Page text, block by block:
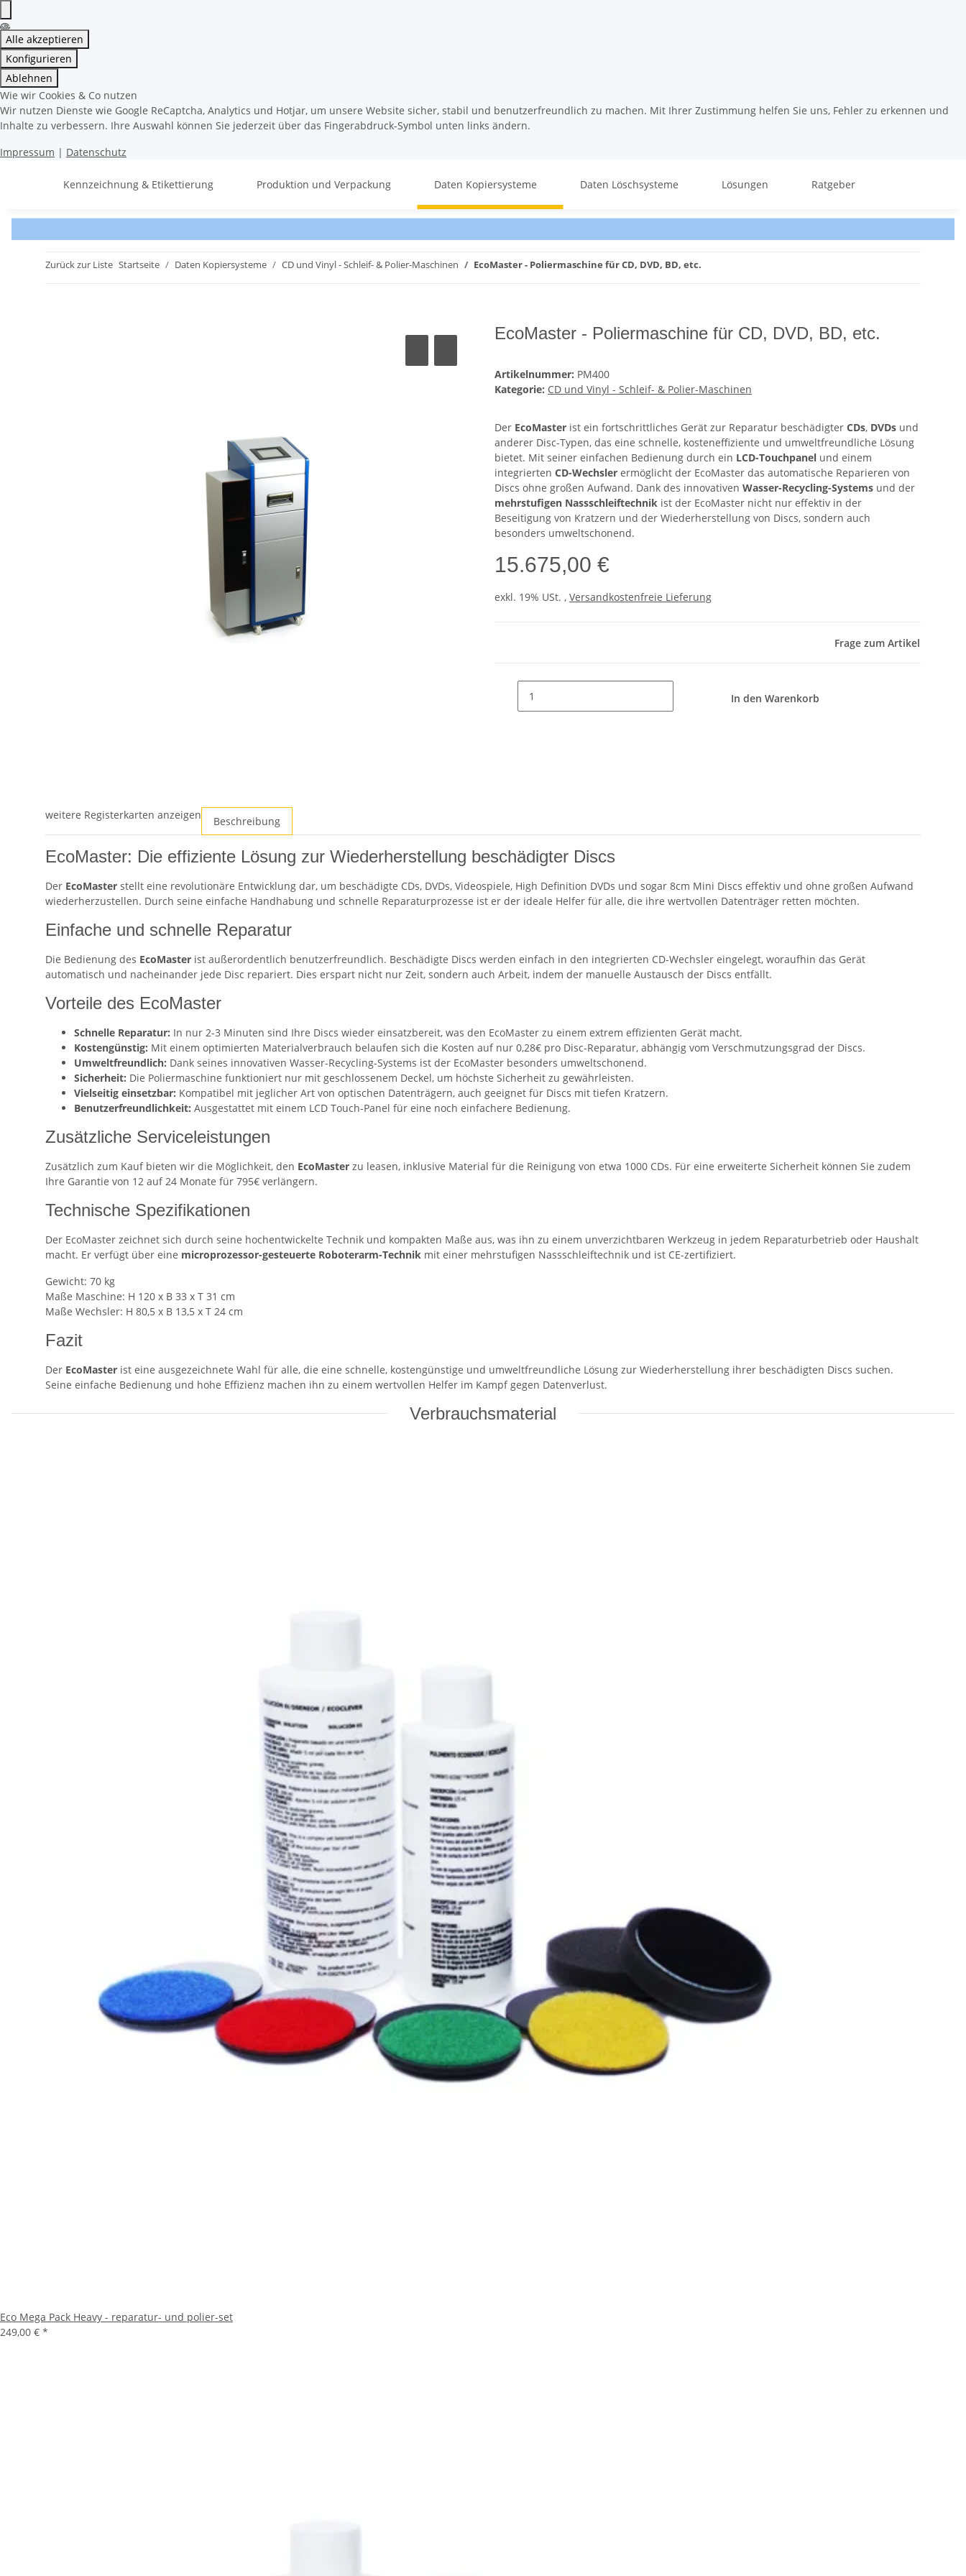
Alle akzeptieren
Konfigurieren
Ablehnen
Wie wir Cookies & Co nutzen
Wir nutzen Dienste wie Google ReCaptcha, Analytics und Hotjar, um unsere Website sicher, stabil und benutzerfreundlich zu machen. Mit Ihrer Zustimmung helfen Sie uns, Fehler zu erkennen und
Inhalte zu verbessern. Ihre Auswahl können Sie jederzeit über das Fingerabdruck-Symbol unten links ändern.
Impressum | Datenschutz
Kennzeichnung & Etikettierung Produktion und Verpackung Daten Kopiersysteme Daten Löschsysteme Lösungen Ratgeber
Zurück zur Liste Startseite Daten Kopiersysteme CD und Vinyl - Schleif- & Polier-Maschinen EcoMaster - Poliermaschine für CD, DVD, BD, etc.
EcoMaster - Poliermaschine für CD, DVD, BD, etc.
Artikelnummer: PM400
Kategorie: CD und Vinyl - Schleif- & Polier-Maschinen
Der EcoMaster ist ein fortschrittliches Gerät zur Reparatur beschädigter CDs, DVDs und
anderer Disc-Typen, das eine schnelle, kosteneffiziente und umweltfreundliche Lösung
bietet. Mit seiner einfachen Bedienung durch ein LCD-Touchpanel und einem
integrierten CD-Wechsler ermöglicht der EcoMaster das automatische Reparieren von
Discs ohne großen Aufwand. Dank des innovativen Wasser-Recycling-Systems und der
mehrstufigen Nassschleiftechnik ist der EcoMaster nicht nur effektiv in der
Beseitigung von Kratzern und der Wiederherstellung von Discs, sondern auch
besonders umweltschonend.
15.675,00 €
exkl. 19% USt. , Versandkostenfreie Lieferung
Frage zum Artikel
In den Warenkorb
weitere Registerkarten anzeigen Beschreibung
EcoMaster: Die effiziente Lösung zur Wiederherstellung beschädigter Discs
Der EcoMaster stellt eine revolutionäre Entwicklung dar, um beschädigte CDs, DVDs, Videospiele, High Definition DVDs und sogar 8cm Mini Discs effektiv und ohne großen Aufwand
wiederherzustellen. Durch seine einfache Handhabung und schnelle Reparaturprozesse ist er der ideale Helfer für alle, die ihre wertvollen Datenträger retten möchten.
Einfache und schnelle Reparatur
Die Bedienung des EcoMaster ist außerordentlich benutzerfreundlich. Beschädigte Discs werden einfach in den integrierten CD-Wechsler eingelegt, woraufhin das Gerät
automatisch und nacheinander jede Disc repariert. Dies erspart nicht nur Zeit, sondern auch Arbeit, indem der manuelle Austausch der Discs entfällt.
Vorteile des EcoMaster
Schnelle Reparatur: In nur 2-3 Minuten sind Ihre Discs wieder einsatzbereit, was den EcoMaster zu einem extrem effizienten Gerät macht.
Kostengünstig: Mit einem optimierten Materialverbrauch belaufen sich die Kosten auf nur 0,28€ pro Disc-Reparatur, abhängig vom Verschmutzungsgrad der Discs.
Umweltfreundlich: Dank seines innovativen Wasser-Recycling-Systems ist der EcoMaster besonders umweltschonend.
Sicherheit: Die Poliermaschine funktioniert nur mit geschlossenem Deckel, um höchste Sicherheit zu gewährleisten.
Vielseitig einsetzbar: Kompatibel mit jeglicher Art von optischen Datenträgern, auch geeignet für Discs mit tiefen Kratzern.
Benutzerfreundlichkeit: Ausgestattet mit einem LCD Touch-Panel für eine noch einfachere Bedienung.
Zusätzliche Serviceleistungen
Zusätzlich zum Kauf bieten wir die Möglichkeit, den EcoMaster zu leasen, inklusive Material für die Reinigung von etwa 1000 CDs. Für eine erweiterte Sicherheit können Sie zudem
Ihre Garantie von 12 auf 24 Monate für 795€ verlängern.
Technische Spezifikationen
Der EcoMaster zeichnet sich durch seine hochentwickelte Technik und kompakten Maße aus, was ihn zu einem unverzichtbaren Werkzeug in jedem Reparaturbetrieb oder Haushalt
macht. Er verfügt über eine microprozessor-gesteuerte Roboterarm-Technik mit einer mehrstufigen Nassschleiftechnik und ist CE-zertifiziert.
Gewicht: 70 kg
Maße Maschine: H 120 x B 33 x T 31 cm
Maße Wechsler: H 80,5 x B 13,5 x T 24 cm
Fazit
Der EcoMaster ist eine ausgezeichnete Wahl für alle, die eine schnelle, kostengünstige und umweltfreundliche Lösung zur Wiederherstellung ihrer beschädigten Discs suchen.
Seine einfache Bedienung und hohe Effizienz machen ihn zu einem wertvollen Helfer im Kampf gegen Datenverlust.
Verbrauchsmaterial
Eco Mega Pack Heavy - reparatur- und polier-set
249,00 € *